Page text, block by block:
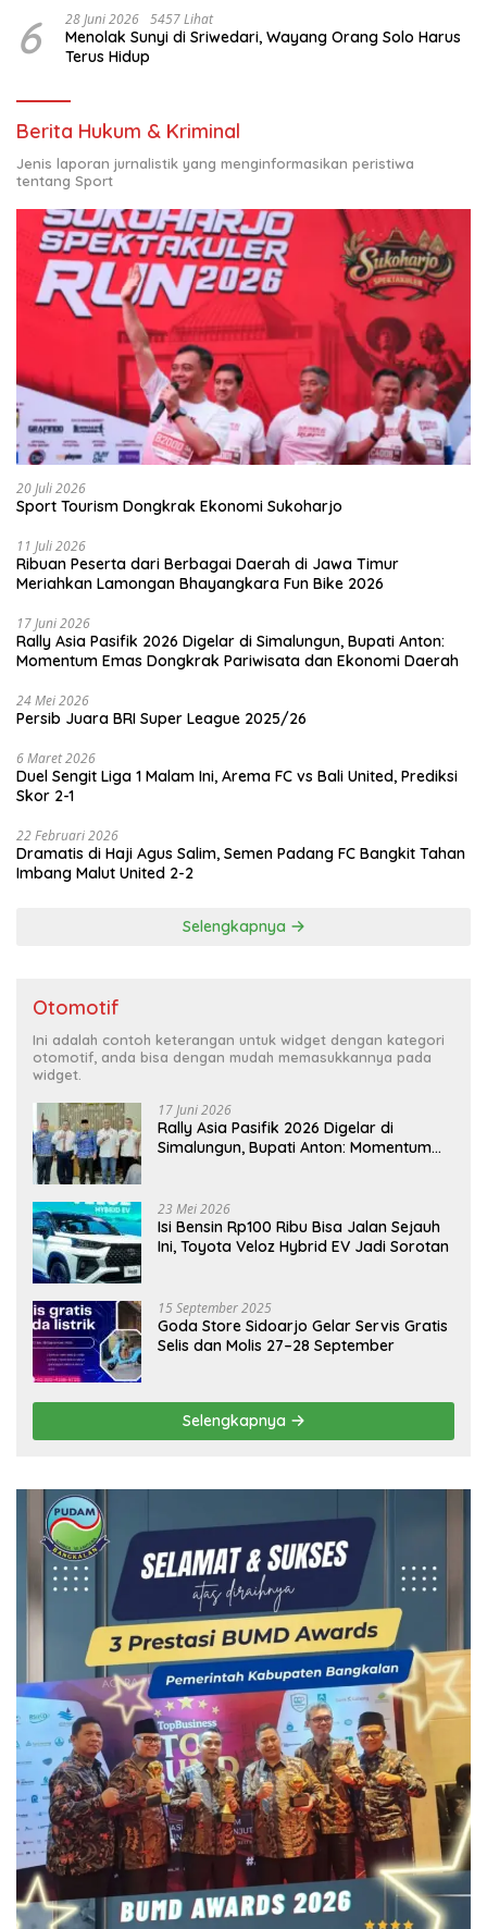
6 28 Juni 2026 5457 Lihat
Menolak Sunyi di Sriwedari, Wayang Orang Solo Harus
Terus Hidup
Berita Hukum & Kriminal
Jenis laporan jurnalistik yang menginformasikan peristiwa
tentang Sport
20 Juli 2026
Sport Tourism Dongkrak Ekonomi Sukoharjo
11 Juli 2026
Ribuan Peserta dari Berbagai Daerah di Jawa Timur
Meriahkan Lamongan Bhayangkara Fun Bike 2026
17 Juni 2026
Rally Asia Pasifik 2026 Digelar di Simalungun, Bupati Anton:
Momentum Emas Dongkrak Pariwisata dan Ekonomi Daerah
24 Mei 2026
Persib Juara BRI Super League 2025/26
6 Maret 2026
Duel Sengit Liga 1 Malam Ini, Arema FC vs Bali United, Prediksi
Skor 2-1
22 Februari 2026
Dramatis di Haji Agus Salim, Semen Padang FC Bangkit Tahan
Imbang Malut United 2-2
Selengkapnya
Otomotif
Ini adalah contoh keterangan untuk widget dengan kategori
otomotif, anda bisa dengan mudah memasukkannya pada
widget.
17 Juni 2026
Rally Asia Pasifik 2026 Digelar di
Simalungun, Bupati Anton: Momentum
23 Mei 2026
Isi Bensin Rp100 Ribu Bisa Jalan Sejauh
Ini, Toyota Veloz Hybrid EV Jadi Sorotan
15 September 2025
Goda Store Sidoarjo Gelar Servis Gratis
Selis dan Molis 27–28 September
Selengkapnya